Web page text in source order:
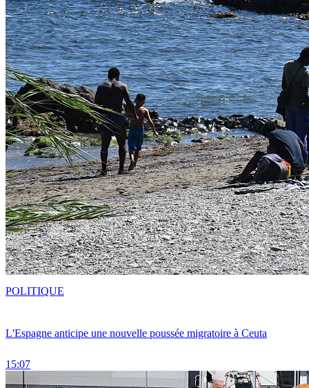
L'Espagne anticipe une nouvelle poussée migratoire à Ceuta
15:07
POLITIQUE